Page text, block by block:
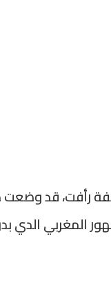
رأفت، قد وضعت
المغربي الدي